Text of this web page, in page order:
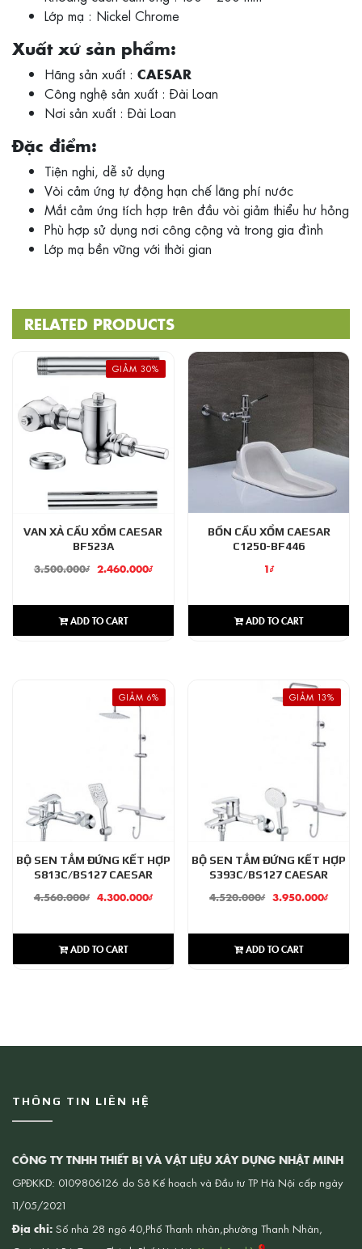
Lớp mạ : Nickel Chrome
Xuất xứ sản phẩm:
Hãng sản xuất : CAESAR
Công nghệ sản xuất : Đài Loan
Nơi sản xuất : Đài Loan
Đặc điểm:
Tiện nghi, dễ sử dụng
Vòi cảm ứng tự động hạn chế lãng phí nước
Mắt cảm ứng tích hợp trên đầu vòi giảm thiểu hư hỏng
Phù hợp sử dụng nơi công cộng và trong gia đình
Lớp mạ bền vững với thời gian
RELATED PRODUCTS
GIẢM 30%
VAN XẢ CẦU XỔM CAESAR
BF523A
3.500.000₫ 2.460.000₫
ADD TO CART
BỒN CẦU XỔM CAESAR
C1250-BF446
1₫
ADD TO CART
GIẢM 6%
BỘ SEN TẮM ĐỨNG KẾT HỢP
S813C/BS127 CAESAR
4.560.000₫ 4.300.000₫
ADD TO CART
GIẢM 13%
BỘ SEN TẮM ĐỨNG KẾT HỢP
S393C/BS127 CAESAR
4.520.000₫ 3.950.000₫
ADD TO CART
THÔNG TIN LIÊN HỆ
CÔNG TY TNHH THIẾT BỊ VÀ VẬT LIỆU XÂY DỰNG NHẬT MINH
GPĐKKD: 0109806126 do Sở Kế hoạch và Đầu tư TP Hà Nội cấp ngày
11/05/2021
Địa chỉ: Số nhà 28 ngõ 40,Phố Thanh nhàn,phường Thanh Nhàn,